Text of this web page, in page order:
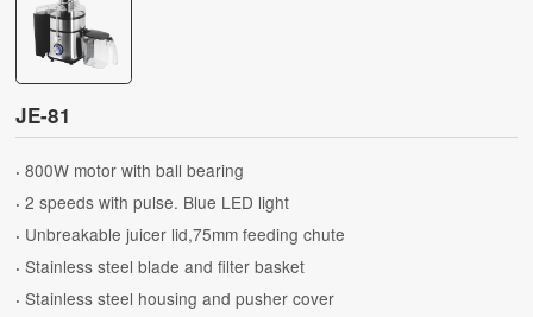
JE-81
· 800W motor with ball bearing
· 2 speeds with pulse. Blue LED light
· Unbreakable juicer lid,75mm feeding chute
· Stainless steel blade and filter basket
· Stainless steel housing and pusher cover